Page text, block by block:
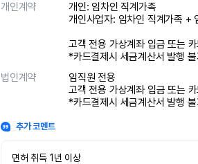
개인계약
개인: 임차인 직계가족
개인사업자: 임차인 직계가족 +
고객 전용 가상계좌 입금 또는
*카드결제시 세금계산서 발행
법인계약
임직원 전용
고객 전용 가상계좌 입금 또는 카
*카드결제시 세금계산서 발행
추가 코멘트
면허 취득 1년 이상